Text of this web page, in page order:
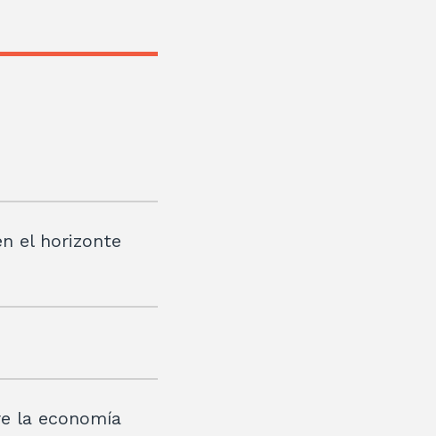
el horizonte
la economía